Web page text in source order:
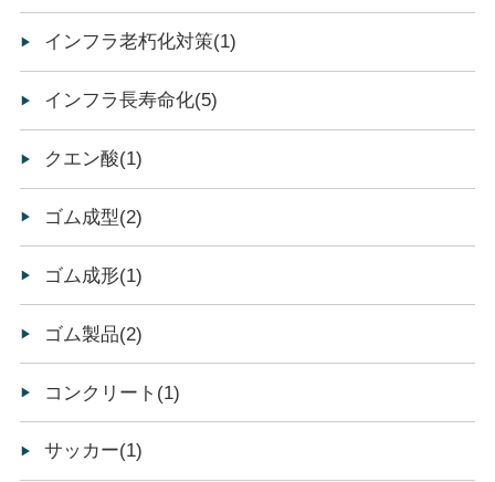
インフラ老朽化対策(1)
インフラ長寿命化(5)
クエン酸(1)
ゴム成型(2)
ゴム成形(1)
ゴム製品(2)
コンクリート(1)
サッカー(1)